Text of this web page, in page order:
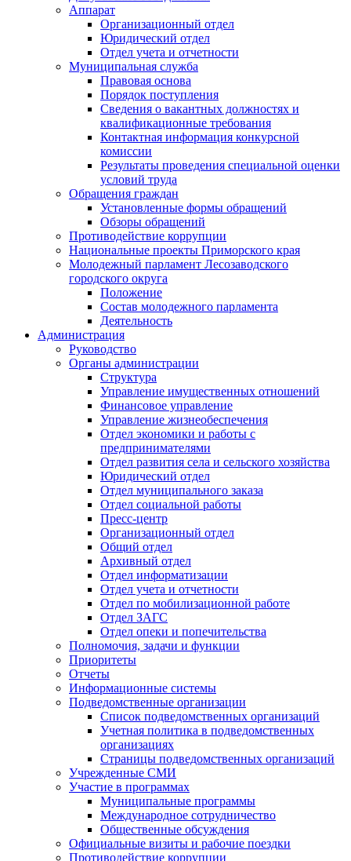
Аппарат
Организационный отдел
Юридический отдел
Отдел учета и отчетности
Муниципальная служба
Правовая основа
Порядок поступления
Сведения о вакантных должностях и
квалификационные требования
Контактная информация конкурсной
комиссии
Результаты проведения специальной оценки
условий труда
Обращения граждан
Установленные формы обращений
Обзоры обращений
Противодействие коррупции
Национальные проекты Приморского края
Молодежный парламент Лесозаводского
городского округа
Положение
Состав молодежного парламента
Деятельность
Администрация
Руководство
Органы администрации
Структура
Управление имущественных отношений
Финансовое управление
Управление жизнеобеспечения
Отдел экономики и работы с
предпринимателями
Отдел развития села и сельского хозяйства
Юридический отдел
Отдел муниципального заказа
Отдел социальной работы
Пресс-центр
Организационный отдел
Общий отдел
Архивный отдел
Отдел информатизации
Отдел учета и отчетности
Отдел по мобилизационной работе
Отдел ЗАГС
Отдел опеки и попечительства
Полномочия, задачи и функции
Приоритеты
Отчеты
Информационные системы
Подведомственные организации
Список подведомственных организаций
Учетная политика в подведомственных
организациях
Страницы подведомственных организаций
Учрежденные СМИ
Участие в программах
Муниципальные программы
Международное сотрудничество
Общественные обсуждения
Официальные визиты и рабочие поездки
Противодействие коррупции